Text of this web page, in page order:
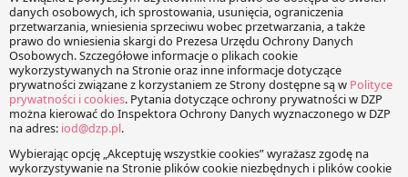
farmaceutów na szczególną uwagę zasługuje definicja opieki
farmaceutycznej. O poważnych wątpliwościach z nią
związanych w artykule!
UZF z perspektywy przedsiębiorców
aptecznych